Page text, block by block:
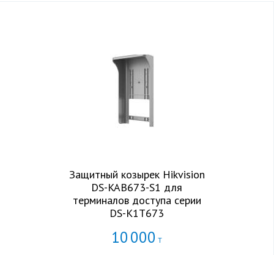
Защитный козырек Hikvision
DS-KAB673-S1 для
терминалов доступа серии
DS-K1T673
10000 Т